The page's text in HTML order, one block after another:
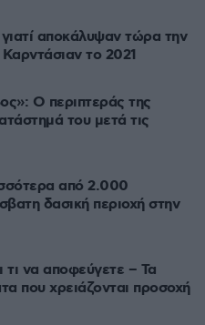
αποκάλυψαν τώρα την
το 2021
Ο περιπτεράς της
του μετά τις
από 2.000
δασική περιοχή στην
τι να αποφεύγετε – Τα
που χρειάζονται προσοχή